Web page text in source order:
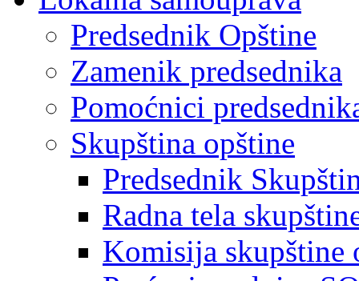
Predsednik Opštine
Zamenik predsednika
Pomoćnici
Skupština opštine
Predsednik
Radna tela
Komisija skupštine